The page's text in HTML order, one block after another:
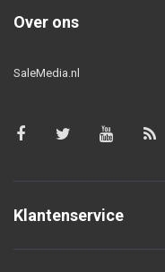
Over ons
SaleMedia.nl
Klantenservice